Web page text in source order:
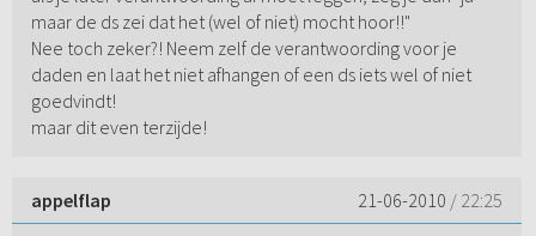
maar de ds zei dat het (wel of niet) mocht hoor!!"
Nee toch zeker?! Neem zelf de verantwoording voor je
daden en laat het niet afhangen of een ds iets wel of niet
goedvindt!
maar dit even terzijde!
appelflap 21-06-2010 / 22:25